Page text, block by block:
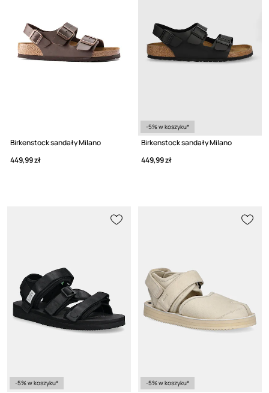
Birkenstock sandały Milano
449,99 zł
-5% w koszyku*
Birkenstock sandały Milano
449,99 zł
-5% w koszyku* -5% w koszyku*